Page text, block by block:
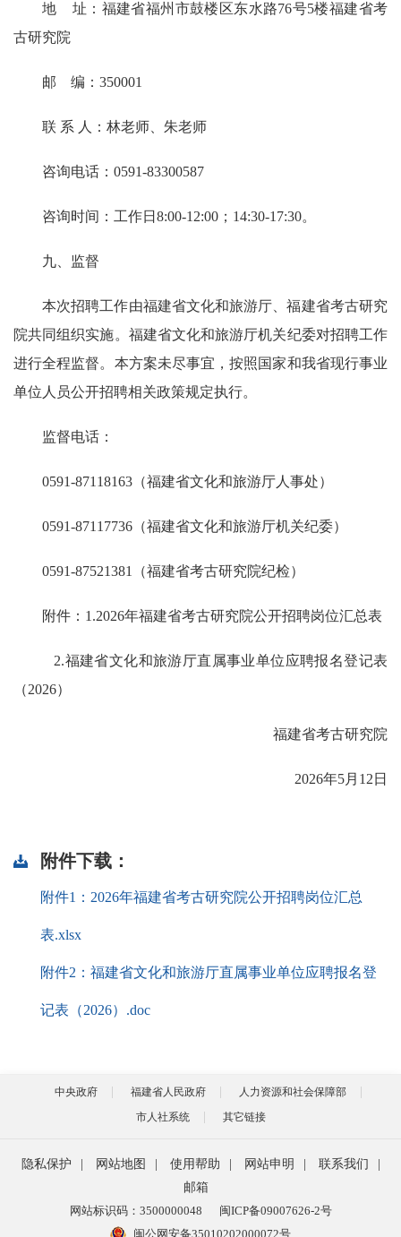
地 址：福建省福州市鼓楼区东水路76号5楼福建省考
古研究院
邮 编：350001
联 系 人：林老师、朱老师
咨询电话：0591-83300587
咨询时间：工作日8:00-12:00；14:30-17:30。
九、监督
本次招聘工作由福建省文化和旅游厅、福建省考古研究
院共同组织实施。福建省文化和旅游厅机关纪委对招聘工作
进行全程监督。本方案未尽事宜，按照国家和我省现行事业
单位人员公开招聘相关政策规定执行。
监督电话：
0591-87118163（福建省文化和旅游厅人事处）
0591-87117736（福建省文化和旅游厅机关纪委）
0591-87521381（福建省考古研究院纪检）
附件：1.2026年福建省考古研究院公开招聘岗位汇总表
2.福建省文化和旅游厅直属事业单位应聘报名登记表
（2026）
福建省考古研究院
2026年5月12日
附件下载：
附件1：2026年福建省考古研究院公开招聘岗位汇总
表.xlsx
附件2：福建省文化和旅游厅直属事业单位应聘报名登
记表（2026）.doc
中央政府 福建省人民政府
人力资源和社会保障部
市人社系统
其它链接
隐私保护 网站地图 使用帮助 网站申明 联系我们
邮箱
网站标识码：3500000048
闽ICP备09007626-2号
闽公网安备35010202000072号